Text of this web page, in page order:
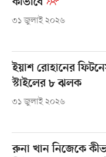
কীভাবে
৩১ জুলাই ২০২৬
ইয়াশ রোহানের
স্টাইলের ৮ ঝলক
৩১ জুলাই ২০২৬
রুনা খান নিজেকে